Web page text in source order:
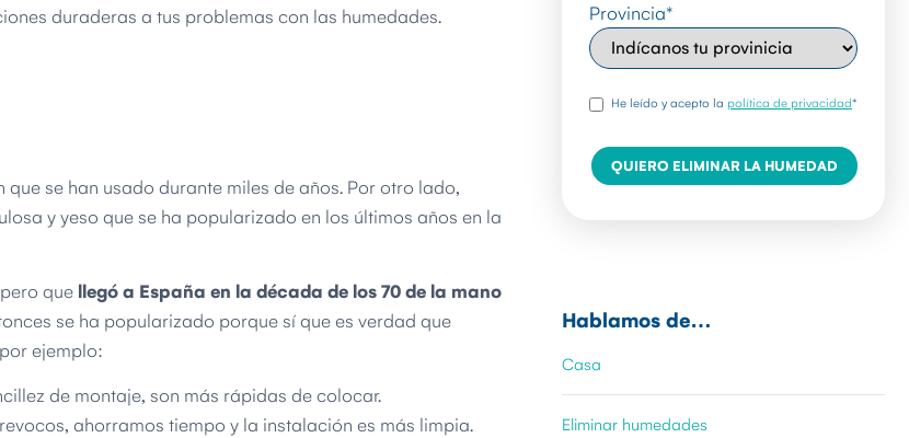
duraderas a tus problemas con las humedades.
que se han usado durante miles de años. Por otro lado,
y yeso que se ha popularizado en los últimos años en la
que llegó a España en la década de los 70 de la mano
se ha popularizado porque sí que es verdad que
ejemplo:
de montaje, son más rápidas de colocar.
ahorramos tiempo y la instalación es más limpia.
Provincia*
rgpd *
He leído y acepto la política de privacidad*
Hablamos de…
Casa
Eliminar humedades